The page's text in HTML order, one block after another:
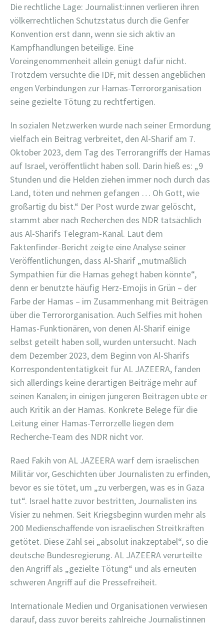
Die rechtliche Lage: Journalist:innen verlieren ihren
völkerrechtlichen Schutzstatus durch die Genfer
Konvention erst dann, wenn sie sich aktiv an
Kampfhandlungen beteilige. Eine
Voreingenommenheit allein genügt dafür nicht.
Trotzdem versuchte die IDF, mit dessen angeblichen
engen Verbindungen zur Hamas-Terrororganisation
seine gezielte Tötung zu rechtfertigen.
In sozialen Netzwerken wurde nach seiner Ermordung
vielfach ein Beitrag verbreitet, den Al-Sharif am 7.
Oktober 2023, dem Tag des Terrorangriffs der Hamas
auf Israel, veröffentlicht haben soll. Darin hieß es: „9
Stunden und die Helden ziehen immer noch durch das
Land, töten und nehmen gefangen … Oh Gott, wie
großartig du bist.“ Der Post wurde zwar gelöscht,
stammt aber nach Recherchen des NDR tatsächlich
aus Al-Sharifs Telegram-Kanal. Laut dem
Faktenfinder-Bericht zeigte eine Analyse seiner
Veröffentlichungen, dass Al-Sharif „mutmaßlich
Sympathien für die Hamas gehegt haben könnte“,
denn er benutzte häufig Herz-Emojis in Grün – der
Farbe der Hamas – im Zusammenhang mit Beiträgen
über die Terrororganisation. Auch Selfies mit hohen
Hamas-Funktionären, von denen Al-Sharif einige
selbst geteilt haben soll, wurden untersucht. Nach
dem Dezember 2023, dem Beginn von Al-Sharifs
Korrespondententätigkeit für AL JAZEERA, fanden
sich allerdings keine derartigen Beiträge mehr auf
seinen Kanälen; in einigen jüngeren Beiträgen übte er
auch Kritik an der Hamas. Konkrete Belege für die
Leitung einer Hamas-Terrorzelle liegen dem
Recherche-Team des NDR nicht vor.
Raed Fakih von AL JAZEERA warf dem israelischen
Militär vor, Geschichten über Journalisten zu erfinden,
bevor es sie tötet, um „zu verbergen, was es in Gaza
tut“. Israel hatte zuvor bestritten, Journalisten ins
Visier zu nehmen. Seit Kriegsbeginn wurden mehr als
200 Medienschaffende von israelischen Streitkräften
getötet. Diese Zahl sei „absolut inakzeptabel“, so die
deutsche Bundesregierung. AL JAZEERA verurteilte
den Angriff als „gezielte Tötung“ und als erneuten
schweren Angriff auf die Pressefreiheit.
Internationale Medien und Organisationen verwiesen
darauf, dass zuvor bereits zahlreiche Journalistinnen